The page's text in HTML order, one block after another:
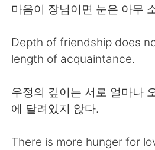
Deutsch 日本語
한국어 Русский
ไทย Indonesia
Italiano Türkçe
마음이 장님이면 눈은 아무
Depth of friendship does
length of acquaintance.
우정의 깊이는 서로 얼마나
에 달려있지 않다.
There is more hunger for